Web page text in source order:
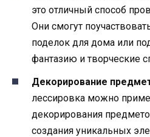
это отличный способ
Они смогут
поделок для дома или
фантазию и творческие
Декорирование
лессировка можно
декорирования
создания уникальных